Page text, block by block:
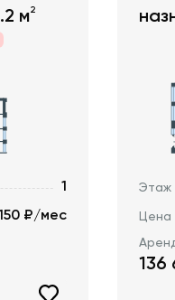
м2
1
₽/мес
Этаж
Цена
136